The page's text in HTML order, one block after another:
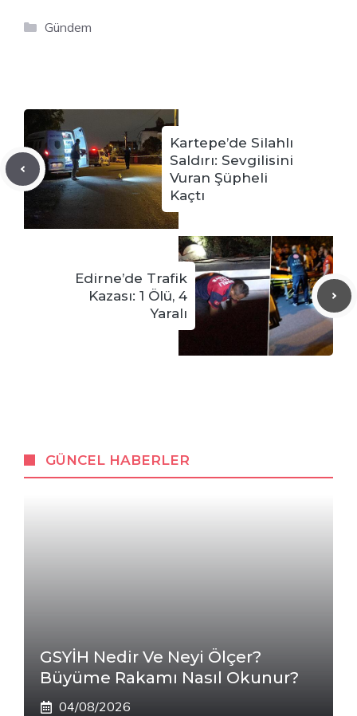
Kategoriler
Gündem
Kartepe’de Silahlı
Saldırı: Sevgilisini
Vuran Şüpheli
Kaçtı
Edirne’de Trafik
Kazası: 1 Ölü, 4
Yaralı
GÜNCEL HABERLER
GSYİH Nedir Ve Neyi Ölçer?
Büyüme Rakamı Nasıl Okunur?
04/08/2026